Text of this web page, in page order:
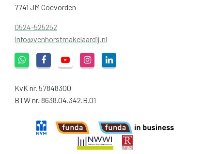
7741 JM Coevorden
0524-525252
info@venhorstmakelaardij.nl
KvK nr. 57848300
BTW nr. 8638.04.342.B.01